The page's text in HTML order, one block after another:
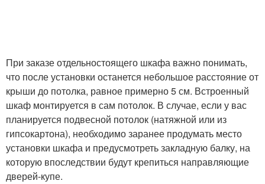
При заказе отдельностоящего шкафа важно понимать,
что после установки останется небольшое расстояние от
крыши до потолка, равное примерно 5 см. Встроенный
шкаф монтируется в сам потолок. В случае, если у вас
планируется подвесной потолок (натяжной или из
гипсокартона), необходимо заранее продумать место
установки шкафа и предусмотреть закладную балку, на
которую впоследствии будут крепиться направляющие
дверей-купе.